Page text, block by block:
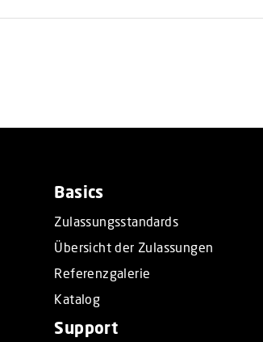
Basics
Zulassungsstandards
Übersicht der Zulassungen
Referenzgalerie
Katalog
Support